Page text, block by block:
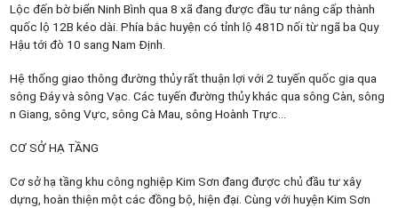
Lộc đến bờ biển Ninh Bình qua 8 xã đang được đầu tư nâng cấp thành
quốc lộ 12B kéo dài. Phía bắc huyện có tỉnh lộ 481D nối từ ngã ba Quy
Hậu tới đò 10 sang Nam Định.
Hệ thống giao thông đường thủy rất thuận lợi với 2 tuyến quốc gia qua
sông Đáy và sông Vạc. Các tuyến đường thủy khác qua sông Càn, sông
n Giang, sông Vực, sông Cà Mau, sông Hoành Trực…
CƠ SỞ HẠ TẦNG
Cơ sở hạ tầng khu công nghiệp Kim Sơn đang được chủ đầu tư xây
dựng, hoàn thiện một các đồng bộ, hiện đại. Cùng với huyện Kim Sơn